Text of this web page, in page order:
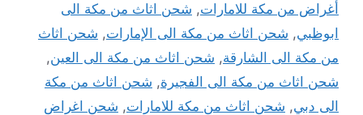
أغراض من مكة للامارات, شحن اثاث من مكة الى
ابوظبي, شحن اثاث من مكة الى الإمارات, شحن اثاث
من مكة الى الشارقة, شحن اثاث من مكة الى العين,
شحن اثاث من مكة الى الفجيرة, شحن اثاث من مكة
الى دبي, شحن اثاث من مكة للامارات, شحن اغراض